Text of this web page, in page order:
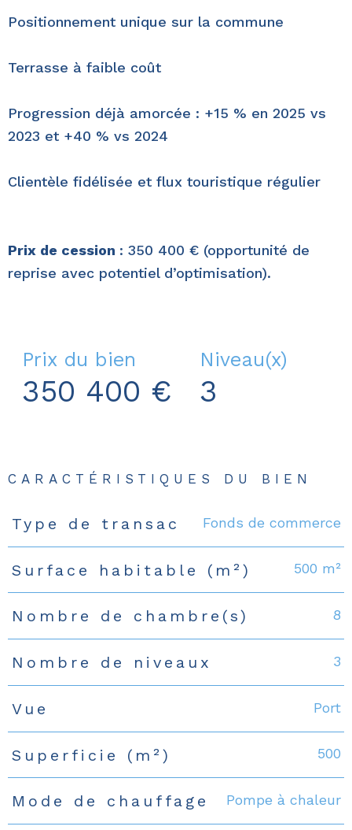
Positionnement unique sur la commune
Terrasse à faible coût
Progression déjà amorcée : +15 % en 2025 vs
2023 et +40 % vs 2024
Clientèle fidélisée et flux touristique régulier
Prix de cession : 350 400 € (opportunité de
reprise avec potentiel d’optimisation).
Prix du bien
350 400 €
Niveau(x)
3
CARACTÉRISTIQUES DU BIEN
Caractéristiques Valeurs
Type de transac Fonds de commerce
Surface habitable (m²) 500 m²
Nombre de chambre(s) 8
Nombre de niveaux 3
Vue Port
Superficie (m²) 500
Mode de chauffage Pompe à chaleur